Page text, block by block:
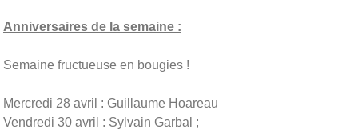
Anniversaires de la semaine :
Semaine fructueuse en bougies !
Mercredi 28 avril : Guillaume Hoareau
Vendredi 30 avril : Sylvain Garbal ;